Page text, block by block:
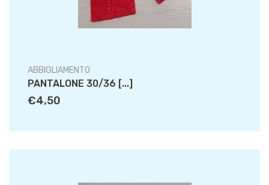
ABBIGLIAMENTO
PANTALONE 30/36 [...]
€4,50